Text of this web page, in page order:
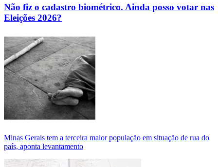
Não fiz o cadastro biométrico. Ainda posso votar nas
Eleições 2026?
Minas Gerais tem a terceira maior população em situação de rua do
país, aponta levantamento